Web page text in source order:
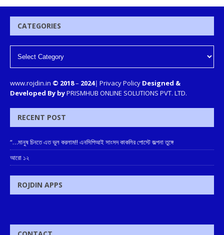
CATEGORIES
www.rojdin.in © 2018– 2024| Privacy Policy Designed &
Developed By byPRISMHUB ONLINE SOLUTIONS PVT. LTD.
RECENT POST
“…মানুষ চিনতে এত ভুল করলাম!! এনসিপিআই সাংসদ কাকলির পোস্টে জল্পনা তুঙ্গে
আরো ১২
ROJDIN APPS